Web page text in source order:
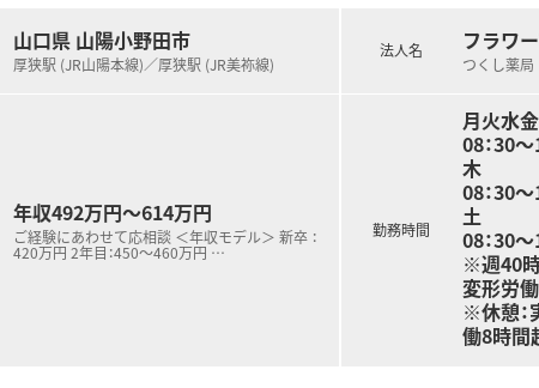
【想定される業務内容】
■処方箋に基づく外来調剤、監査、服薬指導をはじめ、地域包
■個人在宅13名、および30床の施設1箇所を対象に、社用車を
■2週間の長期処方箋がメインとなるため、一包化業務の監査
山口県 山陽小野田市
厚狭駅 (JR山陽本線)／厚狭駅 (JR美祢線)
年収492万円～614万円
ご経験にあわせて応相談 ＜年収モデル＞ 新卒 ：
420万円 2年目：450～460万円 …
法人名 フラワ
つくし薬局
勤務時間
月火水金
08：30～
木
08：30～
土
08：30～
※週40
変形労働
※休憩：
働8時間